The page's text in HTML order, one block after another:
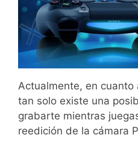
Actualmente, en cuanto
tan solo existe una
grabarte mientras
reedición de la cámara